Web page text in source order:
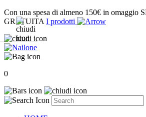
Con una spesa di almeno 150€ in omaggio
GRATUITA I prodotti
0